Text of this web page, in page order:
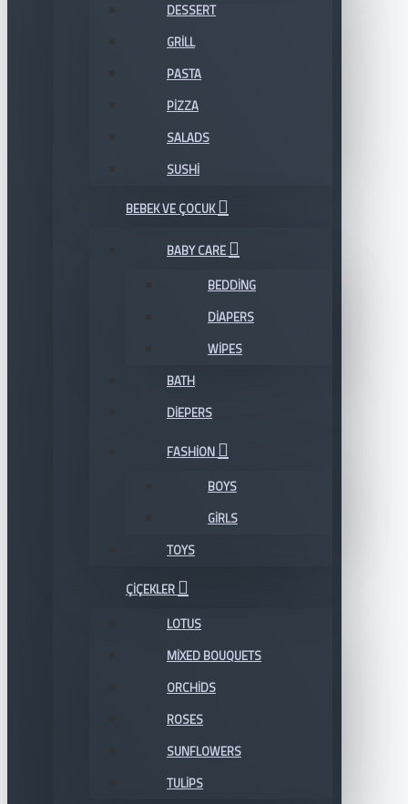
DESSERT
GRILL
PASTA
PIZZA
SALADS
SUSHI
BEBEK VE ÇOCUK
BABY CARE
BEDDING
DIAPERS
WIPES
BATH
DIEPERS
FASHION
BOYS
GIRLS
TOYS
ÇIÇEKLER
LOTUS
MIXED BOUQUETS
ORCHIDS
ROSES
SUNFLOWERS
TULIPS